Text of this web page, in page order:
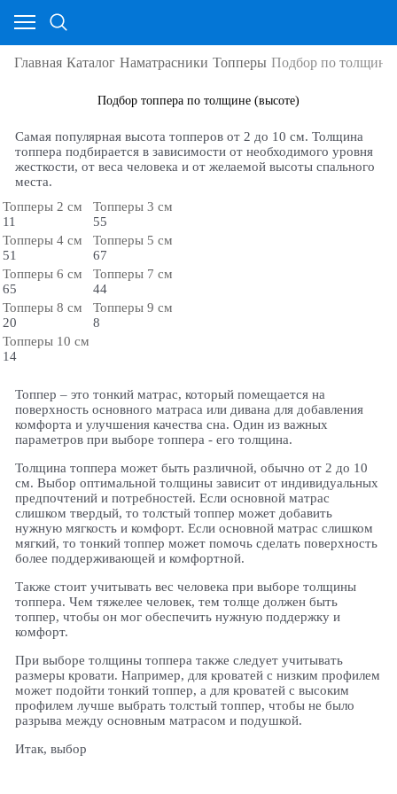
Главная Каталог Наматрасники Топперы Подбор по толщине
Подбор топпера по толщине (высоте)
Самая популярная высота топперов от 2 до 10 см. Толщина
топпера подбирается в зависимости от необходимого уровня
жесткости, от веса человека и от желаемой высоты спального
места.
Топперы 2 см
11
Топперы 3 см
55
Топперы 4 см
51
Топперы 5 см
67
Топперы 6 см
65
Топперы 7 см
44
Топперы 8 см
20
Топперы 9 см
8
Топперы 10 см
14
Топпер – это тонкий матрас, который помещается на
поверхность основного матраса или дивана для добавления
комфорта и улучшения качества сна. Один из важных
параметров при выборе топпера - его толщина.
Толщина топпера может быть различной, обычно от 2 до 10
см. Выбор оптимальной толщины зависит от индивидуальных
предпочтений и потребностей. Если основной матрас
слишком твердый, то толстый топпер может добавить
нужную мягкость и комфорт. Если основной матрас слишком
мягкий, то тонкий топпер может помочь сделать поверхность
более поддерживающей и комфортной.
Также стоит учитывать вес человека при выборе толщины
топпера. Чем тяжелее человек, тем толще должен быть
топпер, чтобы он мог обеспечить нужную поддержку и
комфорт.
При выборе толщины топпера также следует учитывать
размеры кровати. Например, для кроватей с низким профилем
может подойти тонкий топпер, а для кроватей с высоким
профилем лучше выбрать толстый топпер, чтобы не было
разрыва между основным матрасом и подушкой.
Итак, выбор